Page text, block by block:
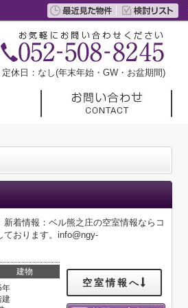
定休日：なし(年末年始・GW・お盆期間)
着情報：ベル熊之庄の空室情報ならコ
ております。info@ngy-
建物
年
建
空室情報へ